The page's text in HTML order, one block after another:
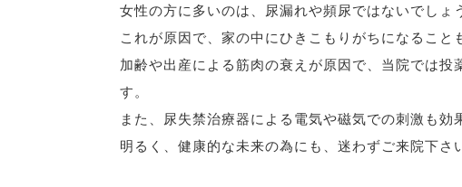
女性の方に多いのは、尿漏れや頻尿ではないでしょ
これが原因で、家の中にひきこもりがちになること
加齢や出産による筋肉の衰えが原因で、当院では
す。
また、尿失禁治療器による電気や磁気での刺激も効
明るく、健康的な未来の為にも、迷わずご来院下さ